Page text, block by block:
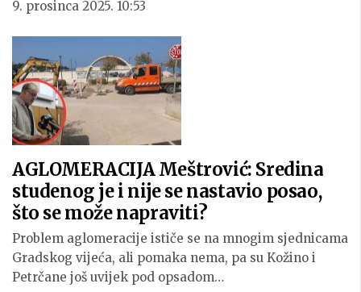
9. prosinca 2025. 10:53
AGLOMERACIJA Meštrović: Sredina
studenog je i nije se nastavio posao,
što se može napraviti?
Problem aglomeracije ističe se na mnogim sjednicama
Gradskog vijeća, ali pomaka nema, pa su Kožino i
Petrčane još uvijek pod opsadom…